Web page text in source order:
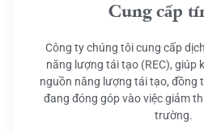
Cung cấp
Công ty chúng tôi cung cấp
năng lượng tái tạo (REC), giúp
nguồn năng lượng tái tạo, đồng
đang đóng góp vào việc giảm
trường.